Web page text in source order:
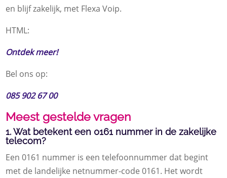
en blijf zakelijk, met Flexa Voip.
HTML:
Ontdek meer!
Bel ons op:
085 902 67 00
Meest gestelde vragen
1. Wat betekent een 0161 nummer in de zakelijke
telecom?
Een 0161 nummer is een telefoonnummer dat begint
met de landelijke netnummer-code 0161. Het wordt